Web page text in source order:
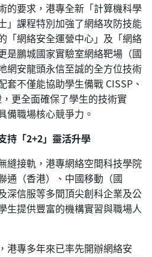
的要求，港專全新「計算機科學
」課程特別加強了網絡攻防技能
「網絡安全運營中心」及「網絡
是鵬城國家實驗室網絡靶場（國
網安龍頭永信至誠的全方位技術
不僅能協助學生備戰 CISSP、
更全面確保了學生的技術實
備職場核心競爭力。
持「2+2」靈活升學
縫接軌，港專網絡空間科技學院
通（香港）、中國移動（國
深信服等多間頂尖創科企業及公
生提供豐富的機構實習與職場人
港專多年來已率先開辦網絡安